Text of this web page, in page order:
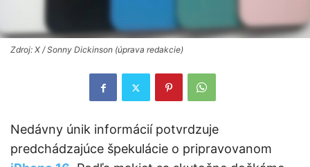
Zdroj: X / Sonny Dickinson (úprava redakcie)
Nedávny únik informácií potvrdzuje
predchádzajúce špekulácie o pripravovanom